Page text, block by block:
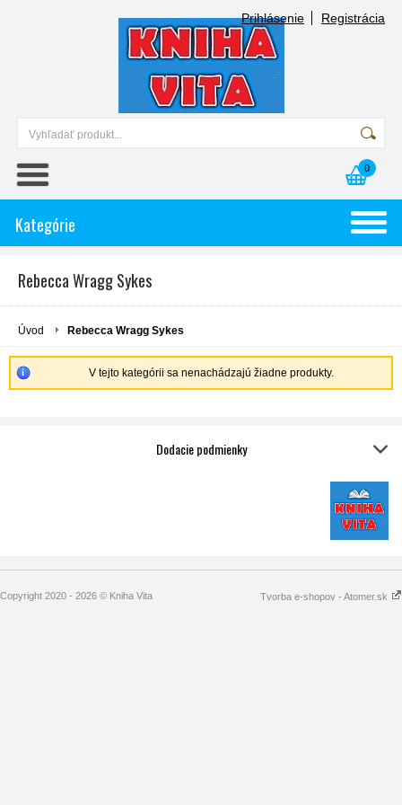
Prihlásenie Registrácia
0
Kategórie
Rebecca Wragg Sykes
Úvod Rebecca Wragg Sykes
V tejto kategórii sa nenachádzajú žiadne produkty.
Dodacie podmienky
Copyright 2020 - 2026 © Kniha Vita Tvorba e-shopov - Atomer.sk